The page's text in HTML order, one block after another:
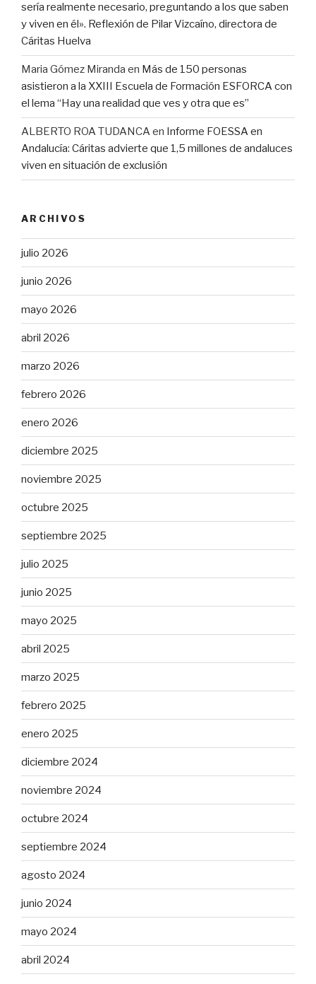
sería realmente necesario, preguntando a los que saben
y viven en él». Reflexión de Pilar Vizcaíno, directora de
Cáritas Huelva
Maria Gómez Miranda en Más de 150 personas
asistieron a la XXIII Escuela de Formación ESFORCA con
el lema “Hay una realidad que ves y otra que es”
ALBERTO ROA TUDANCAen Informe FOESSA en
Andalucía: Cáritas advierte que 1,5 millones de andaluces
viven en situación de exclusión
ARCHIVOS
julio 2026
junio 2026
mayo 2026
abril 2026
marzo 2026
febrero 2026
enero 2026
diciembre 2025
noviembre 2025
octubre 2025
septiembre 2025
julio 2025
junio 2025
mayo 2025
abril 2025
marzo 2025
febrero 2025
enero 2025
diciembre 2024
noviembre 2024
octubre 2024
septiembre 2024
agosto 2024
junio 2024
mayo 2024
abril 2024